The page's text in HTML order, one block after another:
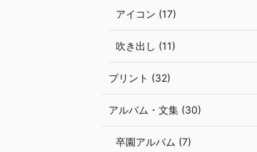
アイコン (17)
吹き出し (11)
プリント (32)
アルバム・文集 (30)
卒園アルバム (7)